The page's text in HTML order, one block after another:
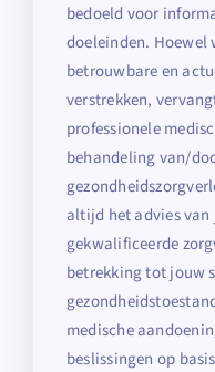
bedoeld voor
doeleinden. Hoewel
betrouwbare en
verstrekken,
professionele
behandeling van/
altijd het advies van
gekwalificeerde
betrekking tot jouw
medische
beslissingen op